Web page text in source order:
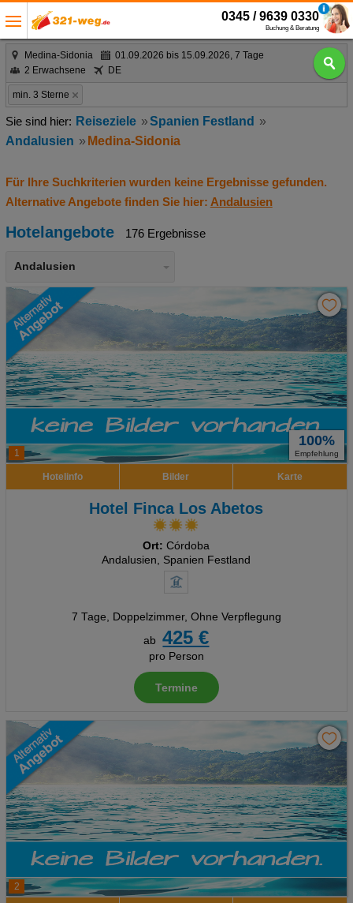
0345 / 9639 0330
Buchung & Beratung
Medina-Sidonia
01.09.2026 bis 15.09.2026, 7 Tage
2 Erwachsene
DE
min. 3 Sterne
Reiseziele
Spanien Festland
Andalusien
Medina-Sidonia
Für Ihre Suchkriterien wurden keine Ergebnisse gefunden.
Alternative Angebote finden Sie hier: Andalusien
Hotelangebote 176 Ergebnisse
Andalusien
1
100%
Empfehlung
Hotelinfo Bilder Karte
Hotel Finca Los Abetos
Ort: Córdoba
Andalusien, Spanien Festland
7 Tage, Doppelzimmer, Ohne Verpflegung
ab
425 €
pro Person
Termine
2